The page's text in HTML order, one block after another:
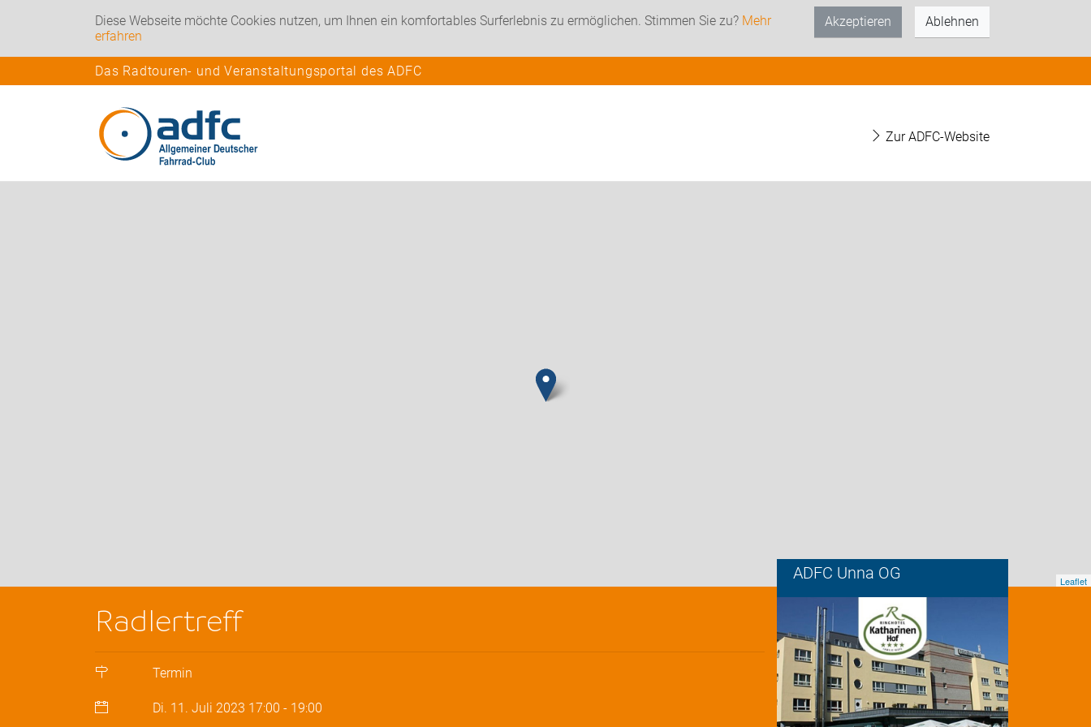
Diese Webseite möchte Cookies nutzen, um Ihnen ein komfortables Surferlebnis zu ermöglichen. Stimmen Sie zu? Mehr
erfahren
Akzeptieren Ablehnen
Das Radtouren- und Veranstaltungsportal des ADFC
Zur ADFC-Website
Leaflet
ADFC Unna OG
Radlertreff
Termin
Di. 11. Juli 2023 17:00 - 19:00